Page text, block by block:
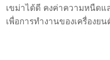
เขม่าได้ดี คงค่าความหนืดแ
เพื่อการทำงานของเครื่องย